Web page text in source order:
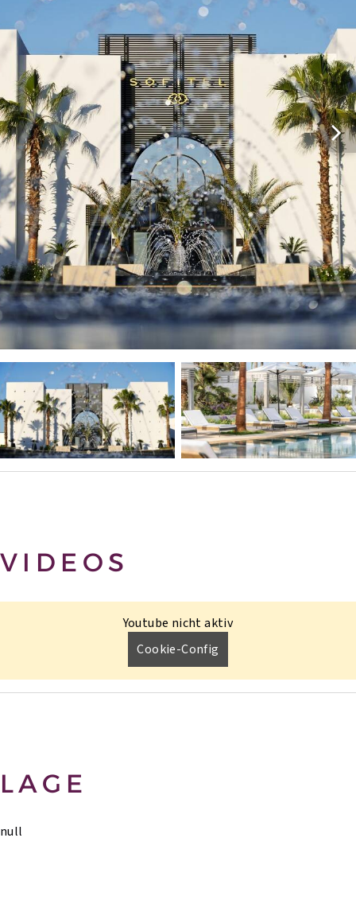
VIDEOS
Youtube nicht aktiv
Cookie-Config
LAGE
null